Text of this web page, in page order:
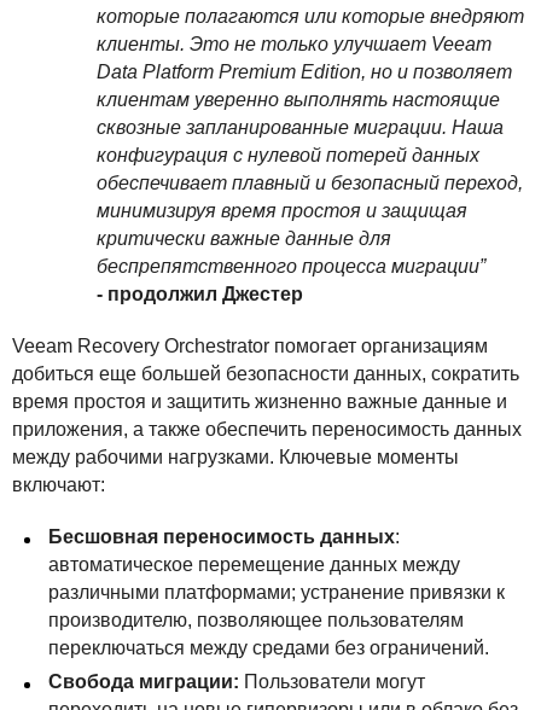
которые полагаются или которые внедряют
клиенты. Это не только улучшает Veeam
Data Platform Premium Edition, но и позволяет
клиентам уверенно выполнять настоящие
сквозные запланированные миграции. Наша
конфигурация с нулевой потерей данных
обеспечивает плавный и безопасный переход,
минимизируя время простоя и защищая
критически важные данные для
беспрепятственного процесса миграции”
- продолжил Джестер
Veeam Recovery Orchestrator помогает организациям
добиться еще большей безопасности данных, сократить
время простоя и защитить жизненно важные данные и
приложения, а также обеспечить переносимость данных
между рабочими нагрузками. Ключевые моменты
включают:
Бесшовная переносимость данных:
автоматическое перемещение данных между
различными платформами; устранение привязки к
производителю, позволяющее пользователям
переключаться между средами без ограничений.
Свобода миграции: Пользователи могут